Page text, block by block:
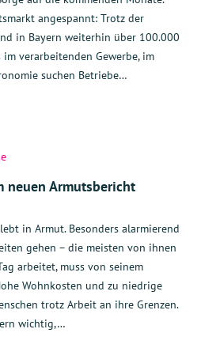
angespannt: Trotz der
in Bayern weiterhin über 100.000
verarbeitenden Gewerbe, im
suchen Betriebe…
neuen Armutsbericht
in Armut. Besonders alarmierend
gehen – die meisten von ihnen
arbeitet, muss von seinem
Wohnkosten und zu niedrige
trotz Arbeit an ihre Grenzen.
wichtig,…